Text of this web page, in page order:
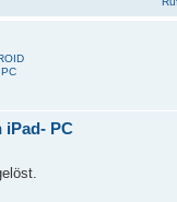
iPad- PC